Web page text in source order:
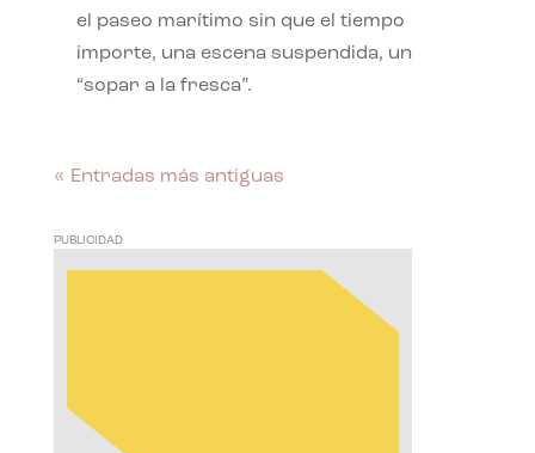
el paseo marítimo sin que el tiempo
importe, una escena suspendida, un
“sopar a la fresca”.
« Entradas más antiguas
PUBLICIDAD